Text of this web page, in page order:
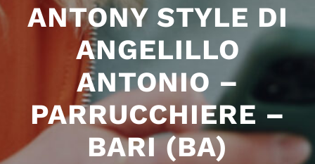
ANTONY STYLE DI
ANGELILLO
ANTONIO –
PARRUCCHIERE –
BARI (BA)